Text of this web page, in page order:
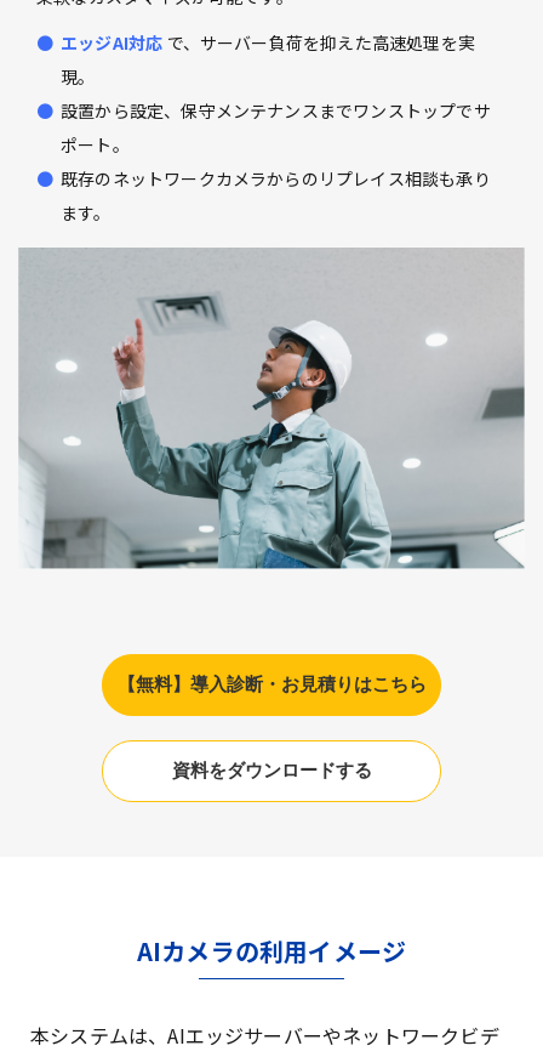
エッジAI対応 で、サーバー負荷を抑えた高速処理を実
現。
設置から設定、保守メンテナンスまでワンストップでサ
ポート。
既存のネットワークカメラからのリプレイス相談も承り
ます。
【無料】導入診断・お見積りはこちら
資料をダウンロードする
AIカメラの利用イメージ
本システムは、AIエッジサーバーやネットワークビデ